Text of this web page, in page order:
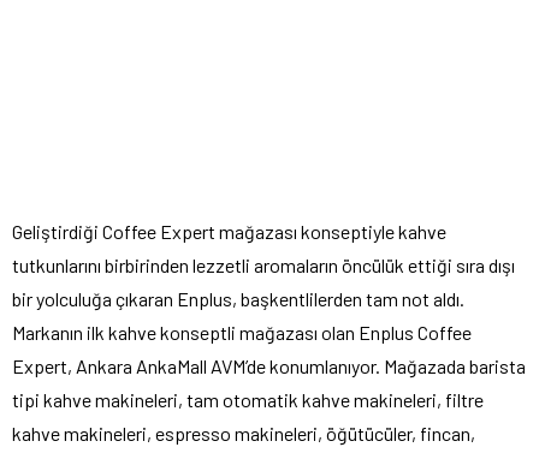
Geliştirdiği Coffee Expert mağazası konseptiyle kahve
tutkunlarını birbirinden lezzetli aromaların öncülük ettiği sıra dışı
bir yolculuğa çıkaran Enplus, başkentlilerden tam not aldı.
Markanın ilk kahve konseptli mağazası olan Enplus Coffee
Expert, Ankara AnkaMall AVM’de konumlanıyor. Mağazada barista
tipi kahve makineleri, tam otomatik kahve makineleri, filtre
kahve makineleri, espresso makineleri, öğütücüler, fincan,